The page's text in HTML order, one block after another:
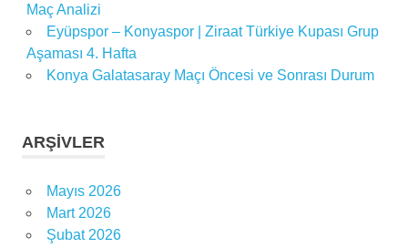
Maç Analizi
Eyüpspor – Konyaspor | Ziraat Türkiye Kupası Grup
Aşaması 4. Hafta
Konya Galatasaray Maçı Öncesi ve Sonrası Durum
ARŞIVLER
Mayıs 2026
Mart 2026
Şubat 2026